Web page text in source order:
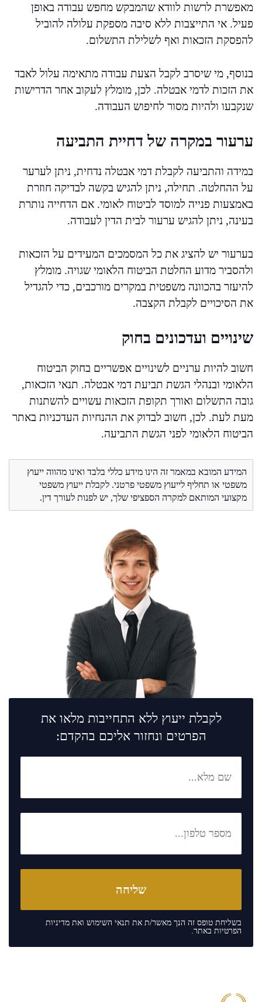
מאפשרת לרשות לוודא שהמבקש מחפש עבודה באופן
פעיל. אי התייצבות ללא סיבה מספקת עלולה להוביל
להפסקת הזכאות ואף לשלילת התשלום.
בנוסף, מי שיסרב לקבל הצעת עבודה מתאימה עלול לאבד
את הזכות לדמי אבטלה. לכן, מומלץ לעקוב אחר הדרישות
שנקבעו ולהיות מסור לחיפוש העבודה.
ערעור במקרה של דחיית התביעה
במידה והתביעה לקבלת דמי אבטלה נדחית, ניתן לערער
על ההחלטה. תחילה, ניתן להגיש בקשה לבדיקה חוזרת
באמצעות פנייה למוסד לביטוח לאומי. אם הדחייה נותרת
בעינה, ניתן להגיש ערעור לבית הדין לעבודה.
בערעור יש להציג את כל המסמכים המעידים על הזכאות
ולהסביר מדוע החלטת הביטוח הלאומי שגויה. מומלץ
להיעזר בהכוונה משפטית במקרים מורכבים, כדי להגדיל
את הסיכויים לקבלת הקצבה.
שינויים ועדכונים בחוק
חשוב להיות ערניים לשינויים אפשריים בחוק הביטוח
הלאומי ובנהלי הגשת תביעת דמי אבטלה. תנאי הזכאות,
גובה התשלום ואורך תקופת הזכאות עשויים להשתנות
מעת לעת. לכן, חשוב לבדוק את ההנחיות העדכניות באתר
הביטוח הלאומי לפני הגשת התביעה.
המידע המובא במאמר זה הינו מידע כללי בלבד ואינו מהווה ייעוץ
משפטי או תחליף לייעוץ משפטי פרטני. לקבלת ייעוץ משפטי
מקצועי המותאם למקרה הספציפי שלך, יש לפנות לעורך דין.
לקבלת ייעוץ ללא התחייבות מלאו את
הפרטים ונחזור אליכם בהקדם:
בשליחת טופס זה הנך מאשר/ת את תנאי השימוש ואת מדיניות
הפרטיות באתר.